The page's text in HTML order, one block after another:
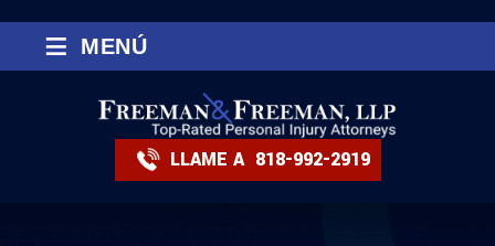
LLAME A 818-992-2919
≡ MENÚ